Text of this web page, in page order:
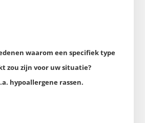
waarom een specifiek type
zou zijn voor uw situatie?
hypoallergene rassen.